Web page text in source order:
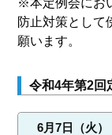
※本定例会にお
防止対策として
願います。
令和4年第2回
6月7日（火）